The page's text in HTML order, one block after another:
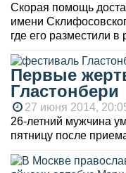
Скорая помощь
имени
где его разместили
Первые
Гластонбери
27 июня 2014,
26-летний мужчина
пятницу после